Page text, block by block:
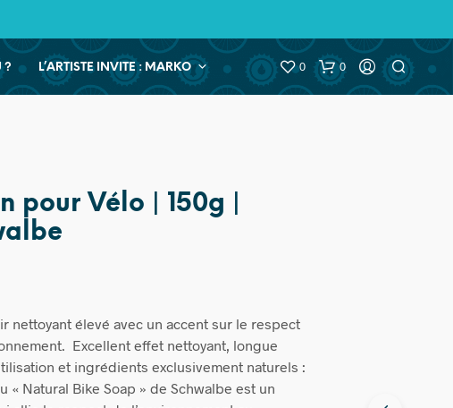
? L’ARTISTE INVITE : MARKO 0 0
pour Vélo | 150g |
nettoyant élevé avec un accent sur le respect
Excellent effet nettoyant, longue
et ingrédients exclusivement naturels :
« Natural Bike Soap » de Schwalbe est un